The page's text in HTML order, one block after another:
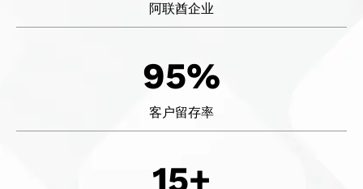
阿联酋企业
95%
客户留存率
15+